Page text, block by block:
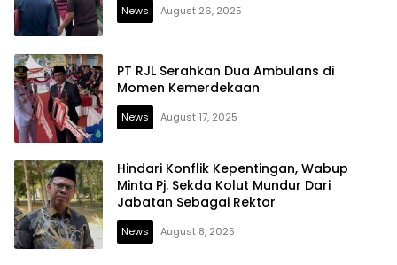
News August 26, 2025
PT RJL Serahkan Dua Ambulans di
Momen Kemerdekaan
News August 17, 2025
Hindari Konflik Kepentingan, Wabup
Minta Pj. Sekda Kolut Mundur Dari
Jabatan Sebagai Rektor
News August 8, 2025